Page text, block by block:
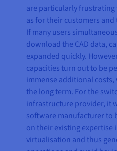
are particularly frustrating
as for their customers
If many users
download the CAD data,
expanded quickly.
capacities turn out to be
immense additional costs,
the long term. For the
infrastructure provider, it
software manufacturer to
on their existing expertise
virtualisation and thus